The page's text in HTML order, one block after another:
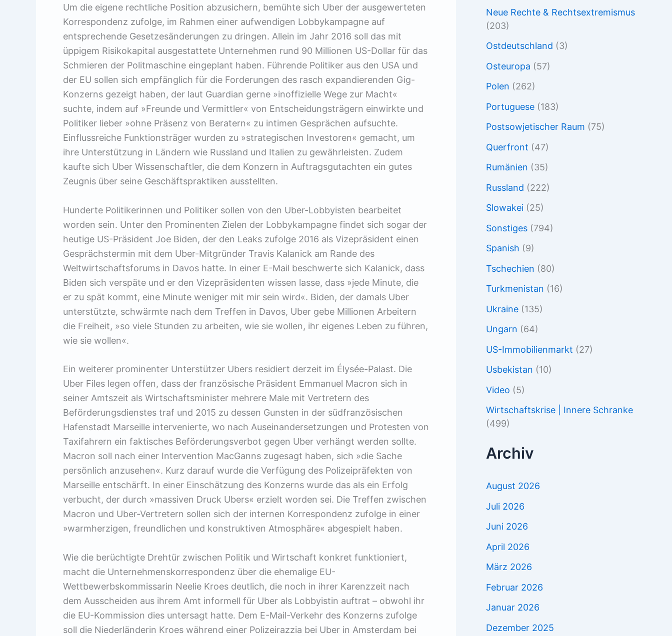
Um die eigene rechtliche Position abzusichern, bemühte sich Uber der ausgewerteten
Korrespondenz zufolge, im Rahmen einer aufwendigen Lobbykampagne auf
entsprechende Gesetzesänderungen zu dringen. Allein im Jahr 2016 soll das mit
üppigem Risikokapital ausgestattete Unternehmen rund 90 Millionen US-Dollar für das
Schmieren der Politmaschine eingeplant haben. Führende Politiker aus den USA und
der EU sollen sich empfänglich für die Forderungen des rasch expandierenden Gig-
Konzerns gezeigt haben, der laut Guardian gerne »inoffizielle Wege zur Macht«
suchte, indem auf »Freunde und Vermittler« von Entscheidungsträgern einwirkte und
Politiker lieber »ohne Präsenz von Beratern« zu intimen Gesprächen aufsuchte.
Einflussreiche Funktionsträger wurden zu »strategischen Investoren« gemacht, um
ihre Unterstützung in Ländern wie Russland und Italien zu gewährleisten. Zudem
kaufte sich Uber Wissenschaftler, die dem Konzern in Auftragsgutachten ein gutes
Zeugnis über ­seine Geschäftspraktiken ausstellten.
Hunderte Politikerinnen und Politiker sollen von den Uber-Lobbyisten bearbeitet
worden sein. Unter den Prominenten Zielen der Lobbykampagne findet sich sogar der
heutige US-Prä­sident Joe Biden, der den Leaks zufolge 2016 als Vizepräsident einen
Gesprächstermin mit dem Uber-Mitgründer Travis Kalanick am Rande des
Weltwirtschaftsforums in Davos hatte. In einer E-Mail beschwerte sich Kalanick, dass
Biden sich verspäte und er den Vizepräsidenten wissen lasse, dass »jede Minute, die
er zu spät kommt, eine Minute weniger mit mir sein wird«. Biden, der damals Uber
unterstützte, schwärmte nach dem Treffen in Davos, Uber gebe Millionen Arbeitern
die Freiheit, »so viele Stunden zu arbeiten, wie sie wollen, ihr eigenes Leben zu führen,
wie sie wollen«.
Ein weiterer prominenter Unterstützer Ubers residiert derzeit im Élysée-Palast. Die
Uber Files legen offen, dass der französische Präsident Emmanuel ­Macron sich in
seiner Amtszeit als Wirtschaftsminister mehrere Male mit Vertretern des
Beförderungsdienstes traf und 2015 zu dessen Gunsten in der südfranzösischen
Hafenstadt Marseille intervenierte, wo nach Auseinander­setzungen und Protesten von
Taxifahrern ein faktisches Beförderungsverbot gegen Uber verhängt werden sollte.
Macron soll nach einer Intervention MacGanns zugesagt haben, sich »die Sache
persönlich anzusehen«. Kurz dar­auf wurde die Verfügung des Polizei­präfekten von
Marseille entschärft. In einer Einschätzung des Konzerns ­wurde das als ein Erfolg
verbucht, der durch »massiven Druck Ubers« erzielt worden sei. Die Treffen zwischen
Macron und Uber-Vertretern sollen sich der internen Korrespondenz zufolge in einer
»warmherzigen, freundlichen und konstruktiven Atmosphäre« abgespielt haben.
Wie die berüchtigte Drehtür zwischen Politik und Wirtschaft konkret funktioniert,
macht die Unternehmenskorrespondenz über die ehemalige EU-
Wettbewerbskommissarin Neelie Kroes deutlich, die noch in ihrer Karenzzeit nach
dem Ausscheiden aus ihrem Amt informell für Uber als Lobbyistin auftrat – obwohl ihr
die EU-Kommis­sion dies untersagt hatte. Dem E-Mail-Verkehr des Konzerns zufolge
soll die Niederländerin Kroes während einer Polizeirazzia bei Uber in Amsterdam bei
Neue Rechte & Rechtsextremismus
(203)
Ostdeutschland (3)
Osteuropa (57)
Polen (262)
Portuguese (183)
Postsowjetischer Raum (75)
Querfront (47)
Rumänien (35)
Russland (222)
Slowakei (25)
Sonstiges (794)
Spanish (9)
Tschechien (80)
Turkmenistan (16)
Ukraine (135)
Ungarn (64)
US-Immobilienmarkt (27)
Usbekistan (10)
Video (5)
Wirtschaftskrise | Innere Schranke
(499)
Archiv
August 2026
Juli 2026
Juni 2026
April 2026
März 2026
Februar 2026
Januar 2026
Dezember 2025